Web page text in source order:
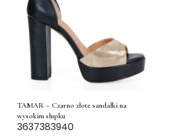
TAMAR – Czarno złote sandałki na
wysokim słupku
3637383940